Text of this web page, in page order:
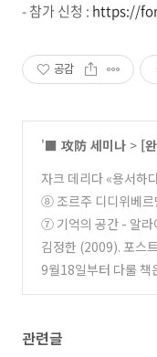
- 참가 신청 : https://
공감
'■ 攻防 세미나 > [
자크 데리다 «용서하
(0)
⑧ 조르주 디디위베르
지들» (0)
⑦ 기억의 공간 - 알라
김정한 (2009). 포스
의 최전선
(0)
9월18일부터 다룰
관련글